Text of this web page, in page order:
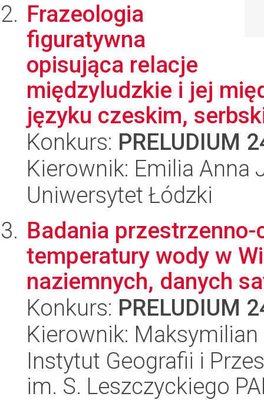
Frazeologia
figuratywna
opisująca relacje
międzyludzkie i jej
języku czeskim,
Konkurs: PRELUDIUM
Kierownik: Emilia Anna
Uniwersytet Łódzki
Badania
temperatury wody w
naziemnych, danych
Konkurs: PRELUDIUM
Kierownik: Maksymilian
Instytut Geografii i
im. S. Leszczyckiego